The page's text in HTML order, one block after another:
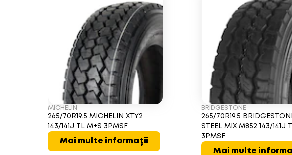
MICHELIN
265/70R19.5 MICHELIN XTY2
143/141J TL M+S 3PMSF
Mai multe informații
BRIDGESTONE
265/70R19.5
STEEL MIX M852 143/141J
3PMSF
Mai multe